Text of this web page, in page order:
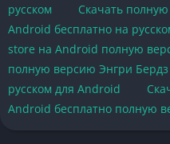
русском
Скачать
Android бесплатно на
store на Android полную
полную версию Энгри
русском для Android
Android бесплатно полную